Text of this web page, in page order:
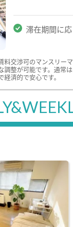
滞在期間に
料交渉可のマンスリー
調整が可能です。通常
済的で安心です。